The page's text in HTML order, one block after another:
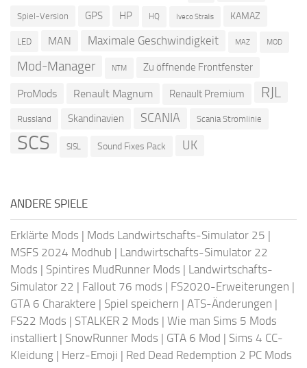
Spiel-Version GPS HP HQ Iveco Stralis KAMAZ
LED MAN Maximale Geschwindigkeit MAZ MOD
Mod-Manager NTM Zu öffnende Frontfenster
ProMods Renault Magnum Renault Premium RJL
Russland Skandinavien SCANIA Scania Stromlinie
SCS SISL Sound Fixes Pack UK
ANDERE SPIELE
Erklärte Mods | Mods Landwirtschafts-Simulator 25 |
MSFS 2024 Modhub | Landwirtschafts-Simulator 22
Mods | Spintires MudRunner Mods | Landwirtschafts-
Simulator 22 | Fallout 76 mods | FS2020-Erweiterungen |
GTA 6 Charaktere | Spiel speichern | ATS-Änderungen |
FS22 Mods | STALKER 2 Mods | Wie man Sims 5 Mods
installiert | SnowRunner Mods | GTA 6 Mod | Sims 4 CC-
Kleidung | Herz-Emoji | Red Dead Redemption 2 PC Mods